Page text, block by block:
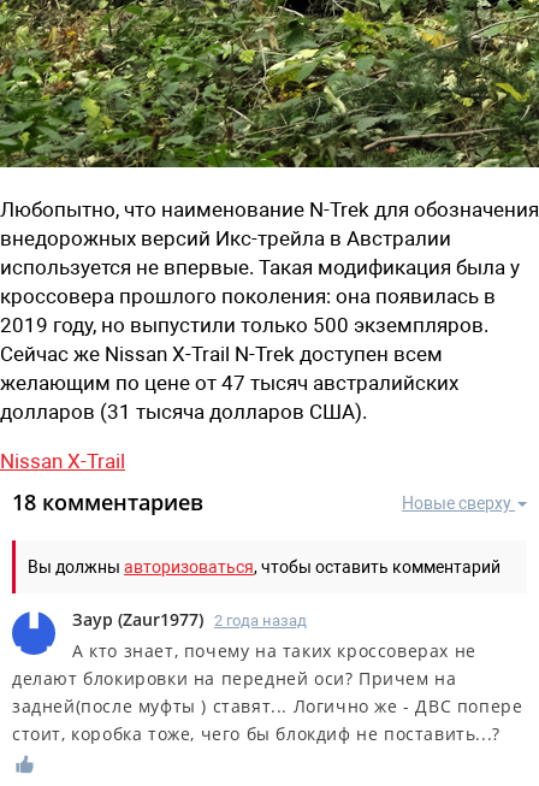
Любопытно, что наименование N-Trek для обозначения
внедорожных версий Икс-трейла в Австралии
используется не впервые. Такая модификация была у
кроссовера прошлого поколения: она появилась в
2019 году, но выпустили только 500 экземпляров.
Сейчас же Nissan X-Trail N-Trek доступен всем
желающим по цене от 47 тысяч австралийских
долларов (31 тысяча долларов США).
Nissan X-Trail
Новые сверху
18 комментариев
Вы должны авторизоваться, чтобы оставить комментарий
Заур (Zaur1977) 2 года назад
А кто знает, почему на таких кроссоверах не
делают блокировки на передней оси? Причем на
задней(после муфты ) ставят... Логично же - ДВС попере
стоит, коробка тоже, чего бы блокдиф не поставить...?